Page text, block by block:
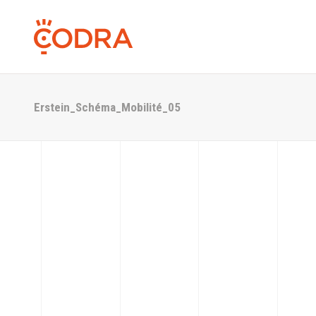
Erstein_Schéma_Mobilité_05